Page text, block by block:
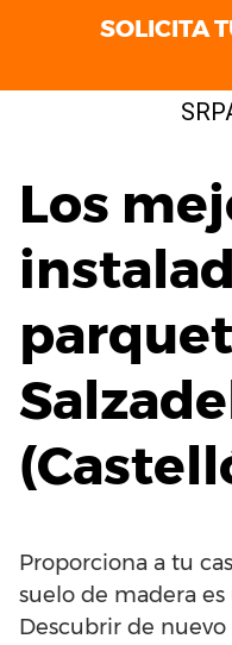
Los
Proporciona a tu
suelo de madera
Descubrir de nuevo
SOLICITA